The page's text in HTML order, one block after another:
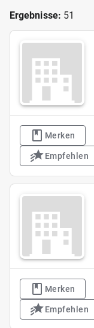
Ergebnisse: 51
Merken
Empfehlen
Merken
Empfehlen